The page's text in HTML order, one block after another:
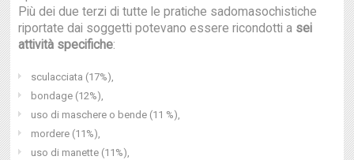
Più dei due terzi di tutte le pratiche sadomasochistiche
riportate dai soggetti potevano essere ricondotti a sei
attività specifiche:
sculacciata (17%),
bondage (12%),
uso di maschere o bende (11 %),
mordere (11%),
uso di manette (11%),